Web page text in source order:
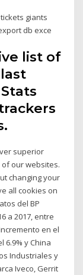
giants
db exce
list of
superior
our websites.
changing your
all cookies on
del BP
a 2017, entre
en el
6.9% y China
Industriales y
Iveco, Gerrit